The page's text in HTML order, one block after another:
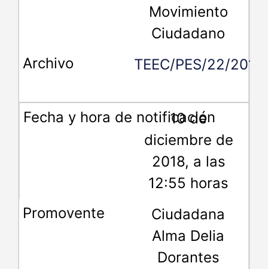
Movimiento
Ciudadano
TEEC/PES/22/2018
10 de
diciembre de
2018, a las
12:55 horas
Ciudadana
Alma Delia
Dorantes